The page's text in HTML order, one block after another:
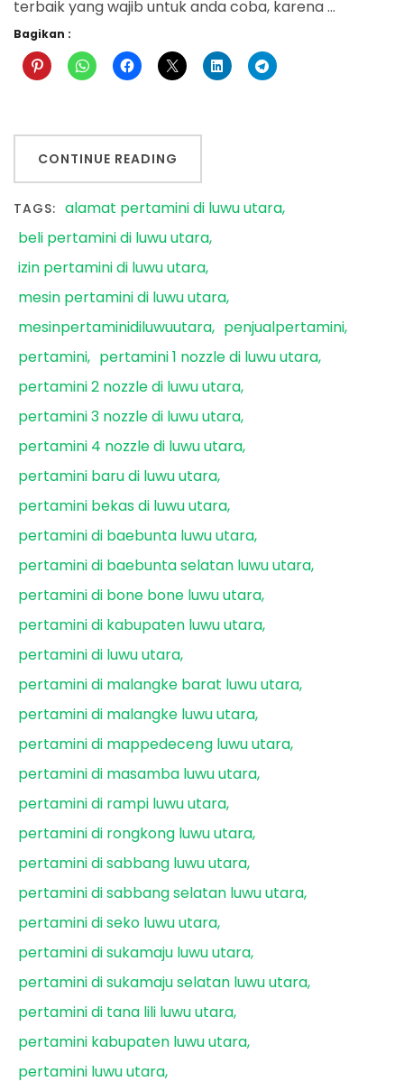
terbaik yang wajib untuk anda coba, karena …
Bagikan :
CONTINUE READING
TAGS: alamat pertamini di luwu utara
beli pertamini di luwu utara
izin pertamini di luwu utara
mesin pertamini di luwu utara
mesinpertaminidiluwuutara
penjualpertamini
pertamini
pertamini 1 nozzle di luwu utara
pertamini 2 nozzle di luwu utara
pertamini 3 nozzle di luwu utara
pertamini 4 nozzle di luwu utara
pertamini baru di luwu utara
pertamini bekas di luwu utara
pertamini di baebunta luwu utara
pertamini di baebunta selatan luwu utara
pertamini di bone bone luwu utara
pertamini di kabupaten luwu utara
pertamini di luwu utara
pertamini di malangke barat luwu utara
pertamini di malangke luwu utara
pertamini di mappedeceng luwu utara
pertamini di masamba luwu utara
pertamini di rampi luwu utara
pertamini di rongkong luwu utara
pertamini di sabbang luwu utara
pertamini di sabbang selatan luwu utara
pertamini di seko luwu utara
pertamini di sukamaju luwu utara
pertamini di sukamaju selatan luwu utara
pertamini di tana lili luwu utara
pertamini kabupaten luwu utara
pertamini luwu utara